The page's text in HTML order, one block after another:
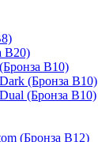
B20)
B10)
(Бронза B10)
(Бронза B10)
(Бронза B12)